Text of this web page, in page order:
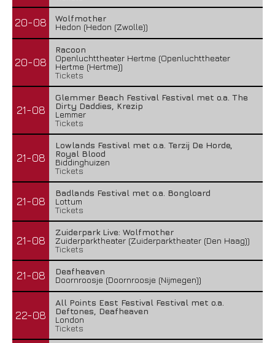
20-08
Wolfmother
Hedon (Hedon (Zwolle))
20-08
Racoon
Openluchttheater Hertme (Openluchttheater
Hertme (Hertme))
Tickets
21-08
Glemmer Beach Festival Festival met o.a. The
Dirty Daddies, Krezip
Lemmer
Tickets
21-08
Lowlands Festival met o.a. Terzij De Horde,
Royal Blood
Biddinghuizen
Tickets
21-08
Badlands Festival met o.a. Bongloard
Lottum
Tickets
21-08
Zuiderpark Live: Wolfmother
Zuiderparktheater (Zuiderparktheater (Den Haag))
Tickets
21-08
Deafheaven
Doornroosje (Doornroosje (Nijmegen))
22-08
All Points East Festival Festival met o.a.
Deftones, Deafheaven
London
Tickets